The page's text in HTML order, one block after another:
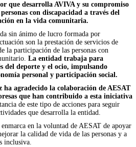
que desarrolla AVIVA y su compromiso
con discapacidad a través del
en la vida comunitaria.
sin ánimo de lucro formada por
son la prestación de servicios de
la participación de las personas con
La entidad trabaja para
del deporte y el ocio, impulsando
personal y participación social.
ha agradecido la colaboración de AESAT
que han contribuido a esta iniciativa
de este tipo de acciones para seguir
que desarrolla la entidad.
en la voluntad de AESAT de apoyar
la calidad de vida de las personas y a
inclusiva.